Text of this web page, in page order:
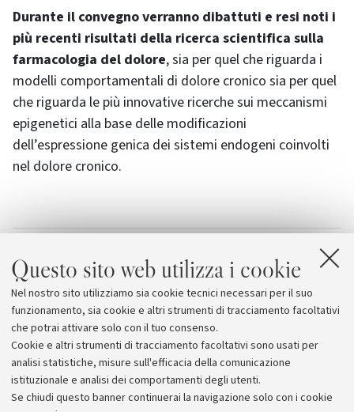
Questo sito web utilizza i cookie
Nel nostro sito utilizziamo sia cookie tecnici necessari per il suo
funzionamento, sia cookie e altri strumenti di tracciamento facoltativi
che potrai attivare solo con il tuo consenso.
Cookie e altri strumenti di tracciamento facoltativi sono usati per
analisi statistiche, misure sull'efficacia della comunicazione
istituzionale e analisi dei comportamenti degli utenti.
Se chiudi questo banner continuerai la navigazione solo con i cookie
Durante il convegno verranno dibattuti e resi noti i
più recenti risultati della ricerca scientifica sulla
farmacologia del dolore, sia per quel che riguarda i
modelli comportamentali di dolore cronico sia per quel
che riguarda le più innovative ricerche sui meccanismi
epigenetici alla base delle modificazioni
dell’espressione genica dei sistemi endogeni coinvolti
nel dolore cronico.
Allegati
La ricerca farmacologica sul dolore: dai modelli
comportamentali all'epigenetica